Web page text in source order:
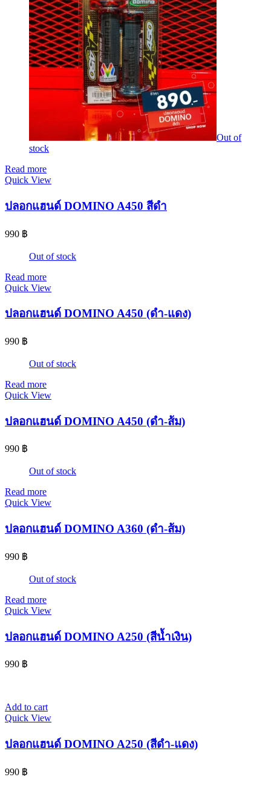
Out of
stock
Read more
Quick View
ปลอกแฮนด์ DOMINO A450 สีดำ
990 ฿
Out of stock
Read more
Quick View
ปลอกแฮนด์ DOMINO A450 (ดำ-แดง)
990 ฿
Out of stock
Read more
Quick View
ปลอกแฮนด์ DOMINO A450 (ดำ-ส้ม)
990 ฿
Out of stock
Read more
Quick View
ปลอกแฮนด์ DOMINO A360 (ดำ-ส้ม)
990 ฿
Out of stock
Read more
Quick View
ปลอกแฮนด์ DOMINO A250 (สีน้ำเงิน)
990 ฿
Add to cart
Quick View
ปลอกแฮนด์ DOMINO A250 (สีดำ-แดง)
990 ฿